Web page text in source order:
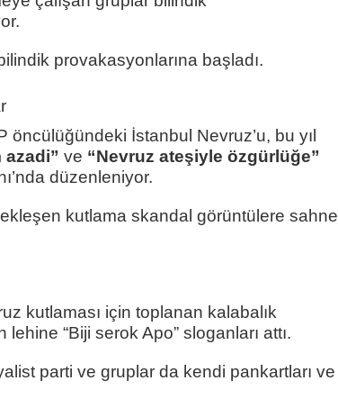
provakasyonlarına başladı.
öncülüğündeki İstanbul Nevruz’u, bu yıl
azadi” ve “Nevruz ateşiyle özgürlüğe”
düzenleniyor.
kutlama skandal görüntülere sahne
kutlaması için toplanan kalabalık
“Biji serok Apo” sloganları attı.
parti ve gruplar da kendi pankartları ve